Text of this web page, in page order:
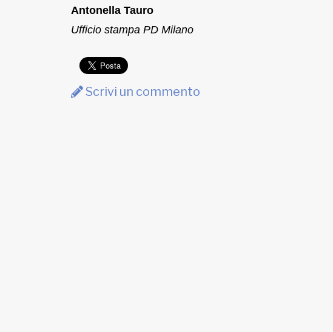
Antonella Tauro
Ufficio stampa PD Milano
Scrivi un commento